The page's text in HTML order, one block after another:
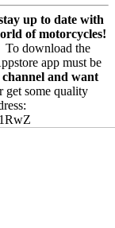
up to date with
of motorcycles!
To download the
app must be
and want
get some quality